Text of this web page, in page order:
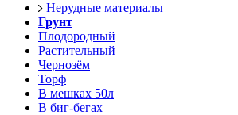
Нерудные материалы
Грунт
Плодородный
Растительный
Чернозём
Торф
В мешках 50л
В биг-бегах